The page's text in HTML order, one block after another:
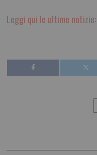
Leggi qui le ultime notizie: